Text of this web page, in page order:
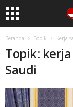
Beranda Topik Kerja
Topik:
Saudi